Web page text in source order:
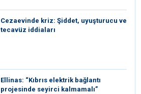
Cezaevinde kriz: Şiddet, uyuşturucu ve
tecavüz iddiaları
Ellinas: “Kıbrıs elektrik bağlantı
projesinde seyirci kalmamalı”